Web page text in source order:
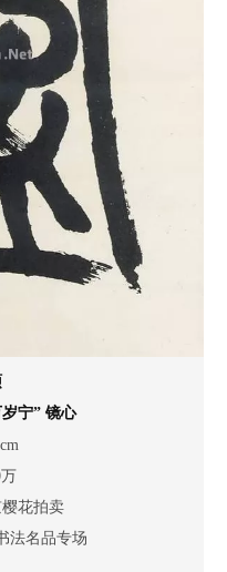
宁” 镜心
樱花拍卖
名品专场